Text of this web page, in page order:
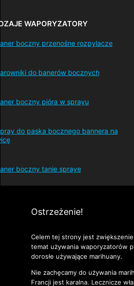
WAPORYZATORY
Ostrzeżenie!
Celem tej strony jest
temat używania waporyzatorów
dorosłe używające marihuany.
Nie zachęcamy do używania
Francji jest karalna. Lecznicze